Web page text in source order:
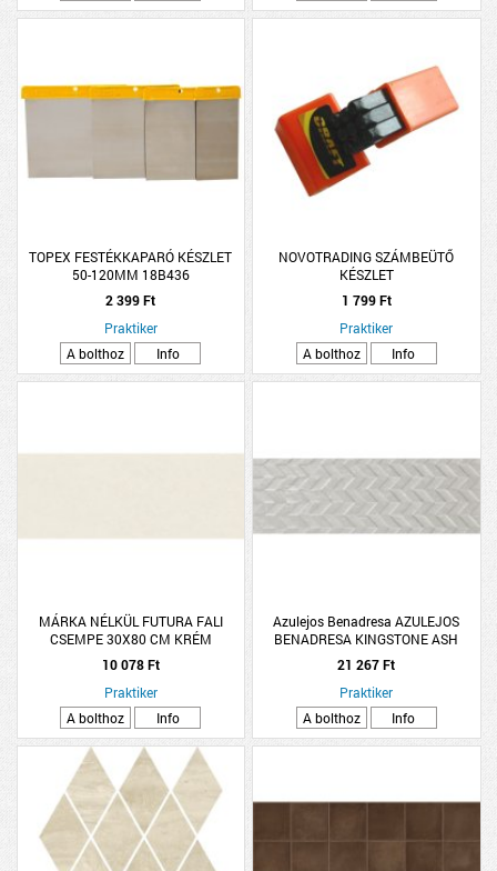
TOPEX FESTÉKKAPARÓ KÉSZLET
50-120MM 18B436
2 399 Ft
Praktiker
A bolthoz
Info
NOVOTRADING SZÁMBEÜTŐ
KÉSZLET
1 799 Ft
Praktiker
A bolthoz
Info
MÁRKA NÉLKÜL FUTURA FALI
CSEMPE 30X80 CM KRÉM
1,44M2/CSOMAG
10 078 Ft
Praktiker
A bolthoz
Info
Azulejos Benadresa AZULEJOS
BENADRESA KINGSTONE ASH
DEKOR CSEMPE 33,3X100CM
1,33M2/CSOMAG HAMUSZÜRKE
21 267 Ft
Praktiker
A bolthoz
Info